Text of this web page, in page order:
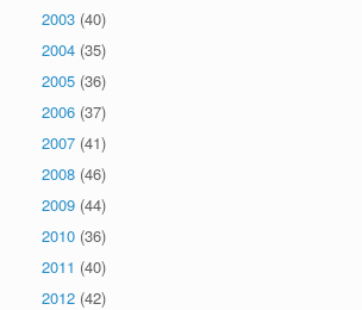
2003 (40)
2004 (35)
2005 (36)
2006 (37)
2007 (41)
2008 (46)
2009 (44)
2010 (36)
2011 (40)
2012 (42)